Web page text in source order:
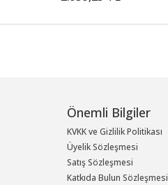
Önemli Bilgiler
KVKK ve Gizlilik Politikası
Üyelik Sözleşmesi
Satış Sözleşmesi
Katkıda Bulun Sözleşmesi